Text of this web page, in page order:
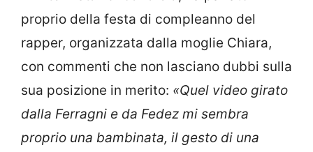
proprio della festa di compleanno del
rapper, organizzata dalla moglie Chiara,
con commenti che non lasciano dubbi sulla
sua posizione in merito: «Quel video girato
dalla Ferragni e da Fedez mi sembra
proprio una bambinata, il gesto di una